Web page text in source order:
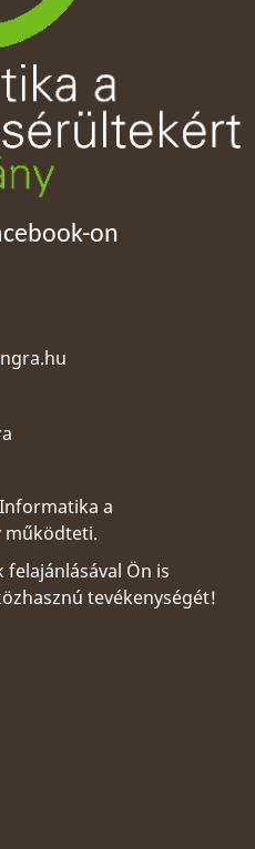
on
Informatika a
működteti.
felajánlásával Ön is
tevékenységét!